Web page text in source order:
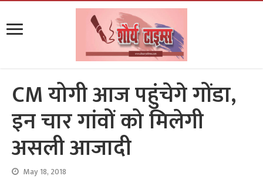
CM योगी आज पहुंचेगे गोंडा,
इन चार गांवों को मिलेगी
असली आजादी
May 18, 2018